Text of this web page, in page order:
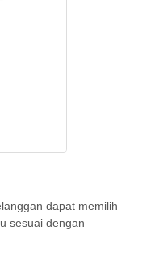
dapat memilih
sesuai dengan